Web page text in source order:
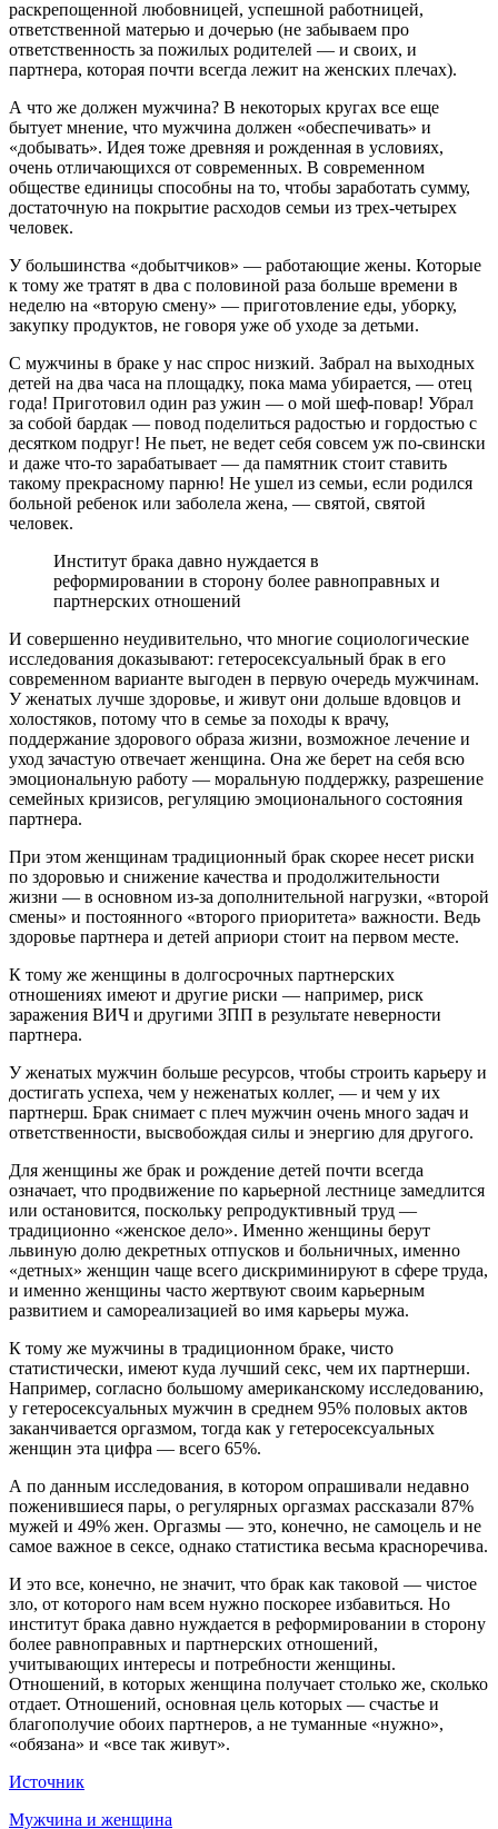
раскрепощенной любовницей, успешной работницей,
ответственной матерью и дочерью (не забываем про
ответственность за пожилых родителей — и своих, и
партнера, которая почти всегда лежит на женских плечах).
А что же должен мужчина? В некоторых кругах все еще
бытует мнение, что мужчина должен «обеспечивать» и
«добывать». Идея тоже древняя и рожденная в условиях,
очень отличающихся от современных. В современном
обществе единицы способны на то, чтобы заработать сумму,
достаточную на покрытие расходов семьи из трех-четырех
человек.
У большинства «добытчиков» — работающие жены. Которые
к тому же тратят в два с половиной раза больше времени в
неделю на «вторую смену» — приготовление еды, уборку,
закупку продуктов, не говоря уже об уходе за детьми.
С мужчины в браке у нас спрос низкий. Забрал на выходных
детей на два часа на площадку, пока мама убирается, — отец
года! Приготовил один раз ужин — о мой шеф-повар! Убрал
за собой бардак — повод поделиться радостью и гордостью с
десятком подруг! Не пьет, не ведет себя совсем уж по-свински
и даже что-то зарабатывает — да памятник стоит ставить
такому прекрасному парню! Не ушел из семьи, если родился
больной ребенок или заболела жена, — святой, святой
человек.
Институт брака давно нуждается в
реформировании в сторону более равноправных и
партнерских отношений
И совершенно неудивительно, что многие социологические
исследования доказывают: гетеросексуальный брак в его
современном варианте выгоден в первую очередь мужчинам.
У женатых лучше здоровье, и живут они дольше вдовцов и
холостяков, потому что в семье за походы к врачу,
поддержание здорового образа жизни, возможное лечение и
уход зачастую отвечает женщина. Она же берет на себя всю
эмоциональную работу — моральную поддержку, разрешение
семейных кризисов, регуляцию эмоционального состояния
партнера.
При этом женщинам традиционный брак скорее несет риски
по здоровью и снижение качества и продолжительности
жизни — в основном из-за дополнительной нагрузки, «второй
смены» и постоянного «второго приоритета» важности. Ведь
здоровье партнера и детей априори стоит на первом месте.
К тому же женщины в долгосрочных партнерских
отношениях имеют и другие риски — например, риск
заражения ВИЧ и другими ЗПП в результате неверности
партнера.
У женатых мужчин больше ресурсов, чтобы строить карьеру и
достигать успеха, чем у неженатых коллег, — и чем у их
партнерш. Брак снимает с плеч мужчин очень много задач и
ответственности, высвобождая силы и энергию для другого.
Для женщины же брак и рождение детей почти всегда
означает, что продвижение по карьерной лестнице замедлится
или остановится, поскольку репродуктивный труд —
традиционно «женское дело». Именно женщины берут
львиную долю декретных отпусков и больничных, именно
«детных» женщин чаще всего дискриминируют в сфере труда,
и именно женщины часто жертвуют своим карьерным
развитием и самореализацией во имя карьеры мужа.
К тому же мужчины в традиционном браке, чисто
статистически, имеют куда лучший секс, чем их партнерши.
Например, согласно большому американскому исследованию,
у гетеросексуальных мужчин в среднем 95% половых актов
заканчивается оргазмом, тогда как у гетеросексуальных
женщин эта цифра — всего 65%.
А по данным исследования, в котором опрашивали недавно
поженившиеся пары, о регулярных оргазмах рассказали 87%
мужей и 49% жен. Оргазмы — это, конечно, не самоцель и не
самое важное в сексе, однако статистика весьма красноречива.
И это все, конечно, не значит, что брак как таковой — чистое
зло, от которого нам всем нужно поскорее избавиться. Но
институт брака давно нуждается в реформировании в сторону
более равноправных и партнерских отношений,
учитывающих интересы и потребности женщины.
Отношений, в которых женщина получает столько же, сколько
отдает. Отношений, основная цель которых — счастье и
благополучие обоих партнеров, а не туманные «нужно»,
«обязана» и «все так живут».
Источник
Мужчина и женщина